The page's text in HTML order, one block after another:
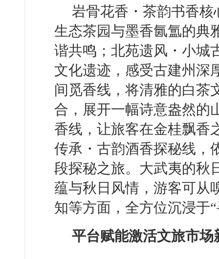
岩骨花香・茶韵书香
生态茶园与墨香氤氲的典
谐共鸣；北苑遗风・小城
文化遗迹，感受古建州深
间觅香线，将清雅的白茶
合，展开一幅诗意盎然的
香线，让旅客在金桂飘香
传承・古韵酒香探秘线，
段探秘之旅。大武夷的秋
蕴与秋日风情，游客可从
知等方面，全方位沉浸于
平台赋能激活文旅市场